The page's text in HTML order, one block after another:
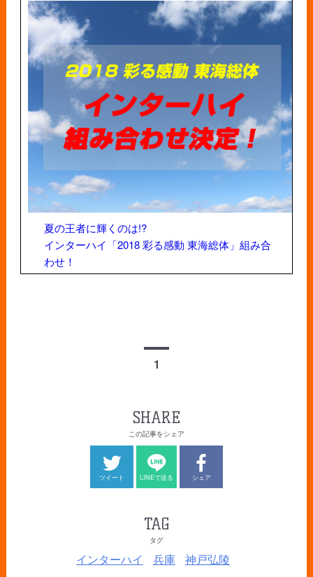
夏の王者に輝くのは!?
インターハイ「2018 彩る感動 東海総体」組み合
わせ！
1
SHARE
この記事をシェア
ツイート LINEで送る シェア
TAG
タグ
インターハイ 兵庫 神戸弘陵